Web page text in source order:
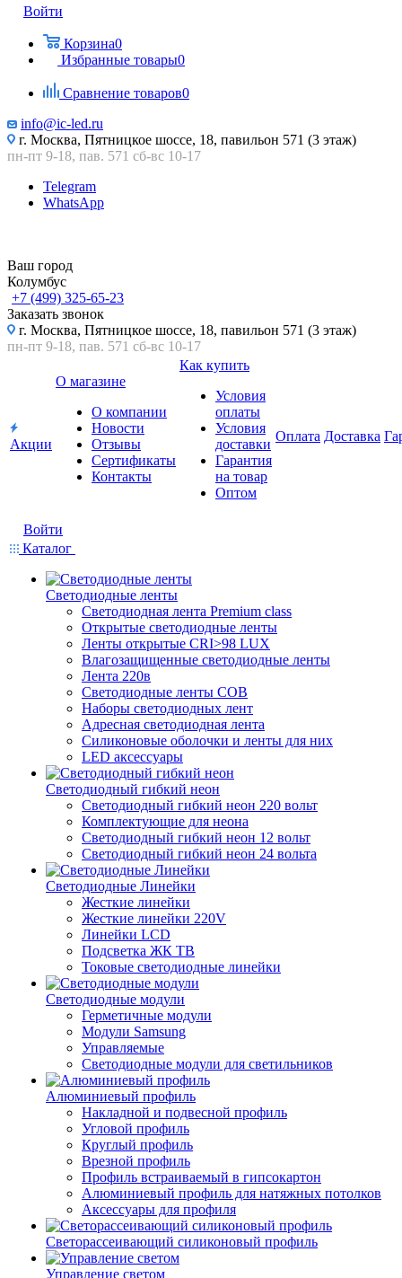
Войти
Корзина0
Избранные товары0
Сравнение товаров0
info@ic-led.ru
г. Москва, Пятницкое шоссе, 18, павильон 571 (3 этаж)
пн-пт 9-18, пав. 571 сб-вс 10-17
Telegram
WhatsApp
Ваш город
Колумбус
+7 (499) 325-65-23
Заказать звонок
г. Москва, Пятницкое шоссе, 18, павильон 571 (3 этаж)
пн-пт 9-18, пав. 571 сб-вс 10-17
Акции
О магазине
О компании
Новости
Отзывы
Сертификаты
Контакты
Как купить
Условия
оплаты
Условия
доставки
Гарантия
на товар
Оптом
Оплата Доставка
Войти
Каталог
Светодиодные ленты
Светодиодная лента Premium class
Открытые светодиодные ленты
Ленты открытые CRI>98 LUX
Влагозащищенные светодиодные ленты
Лента 220в
Светодиодные ленты COB
Наборы светодиодных лент
Адресная светодиодная лента
Силиконовые оболочки и ленты для них
LED аксессуары
Светодиодный гибкий неон
Светодиодный гибкий неон 220 вольт
Комплектующие для неона
Светодиодный гибкий неон 12 вольт
Светодиодный гибкий неон 24 вольта
Светодиодные Линейки
Жесткие линейки
Жесткие линейки 220V
Линейки LCD
Подсветка ЖК ТВ
Токовые светодиодные линейки
Светодиодные модули
Герметичные модули
Модули Samsung
Управляемые
Светодиодные модули для светильников
Алюминиевый профиль
Накладной и подвесной профиль
Угловой профиль
Круглый профиль
Врезной профиль
Профиль встраиваемый в гипсокартон
Алюминиевый профиль для натяжных потолков
Аксессуары для профиля
Светорассеивающий силиконовый профиль
Управление светом